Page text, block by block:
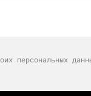
персональных